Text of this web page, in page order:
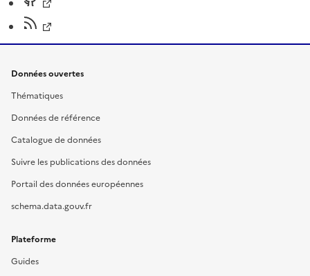
Données ouvertes
Thématiques
Données de référence
Catalogue de données
Suivre les publications des données
Portail des données européennes
schema.data.gouv.fr
Plateforme
Guides